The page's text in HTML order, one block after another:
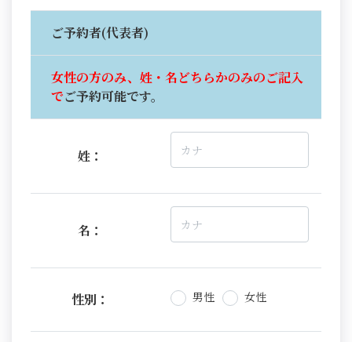
ご予約者(代表者)
女性の方のみ、姓・名どちらかのみのご記入
でご予約可能です。
姓：
名：
性別： 男性 女性